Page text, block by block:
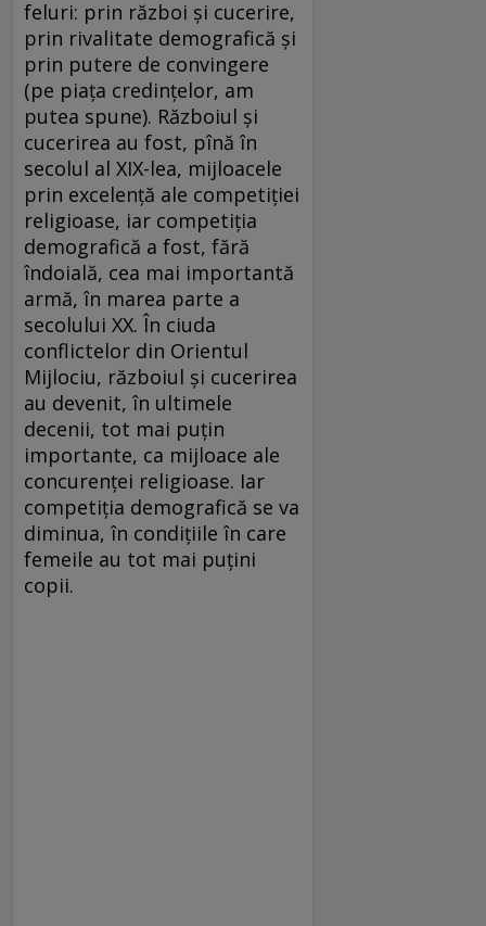
feluri: prin război și cucerire,
prin rivalitate demografică și
prin putere de convingere
(pe piața credințelor, am
putea spune). Războiul și
cucerirea au fost, pînă în
secolul al XIX-lea, mijloacele
prin excelență ale competiției
religioase, iar competiția
demografică a fost, fără
îndoială, cea mai importantă
armă, în marea parte a
secolului XX. În ciuda
conflictelor din Orientul
Mijlociu, războiul și cucerirea
au devenit, în ultimele
decenii, tot mai puțin
importante, ca mijloace ale
concurenței religioase. Iar
competiția demografică se va
diminua, în condițiile în care
femeile au tot mai puțini
copii.